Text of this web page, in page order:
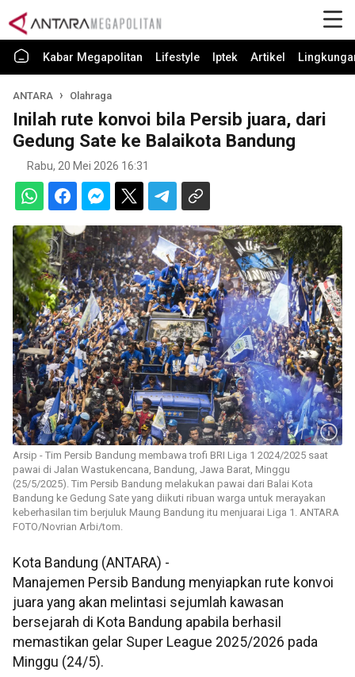
Kabar Megapolitan Lifestyle Iptek Artikel
ANTARA Olahraga
Inilah rute konvoi bila Persib juara, dari
Gedung Sate ke Balaikota Bandung
Rabu, 20 Mei 2026 16:31
Arsip - Tim Persib Bandung membawa trofi BRI Liga 1 2024/2025 saat
pawai di Jalan Wastukencana, Bandung, Jawa Barat, Minggu
(25/5/2025). Tim Persib Bandung melakukan pawai dari Balai Kota
Bandung ke Gedung Sate yang diikuti ribuan warga untuk merayakan
keberhasilan tim berjuluk Maung Bandung itu menjuarai Liga 1. ANTARA
FOTO/Novrian Arbi/tom.
Kota Bandung (ANTARA) -
Manajemen Persib Bandung menyiapkan rute konvoi
juara yang akan melintasi sejumlah kawasan
bersejarah di Kota Bandung apabila berhasil
memastikan gelar Super League 2025/2026 pada
Minggu (24/5).